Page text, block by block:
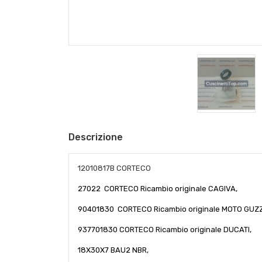
Descrizione
12010817B CORTECO
27022 CORTECO Ricambio originale CAGIVA,
90401830 CORTECO Ricambio originale MOTO
937701830 CORTECO Ricambio originale DUCATI,
18X30X7 BAU2 NBR,